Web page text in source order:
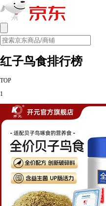
红子鸟食排行榜
TOP
1